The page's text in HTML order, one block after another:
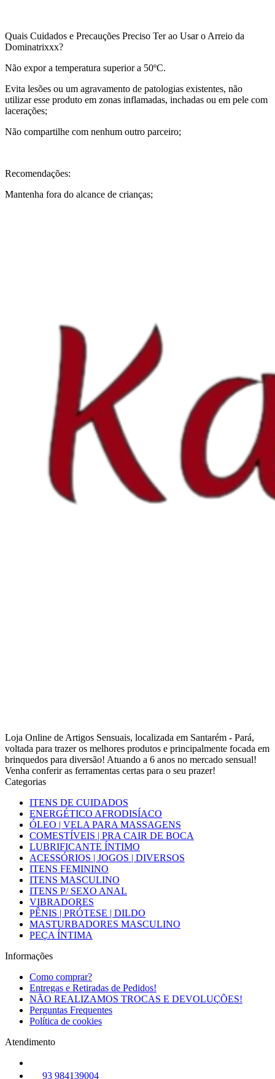
Quais Cuidados e Precauções Preciso Ter ao Usar o Arreio da
Dominatrixxx?
Não expor a temperatura superior a 50ºC.
Evita lesões ou um agravamento de patologias existentes, não
utilizar esse produto em zonas inflamadas, inchadas ou em pele com
lacerações;
Não compartilhe com nenhum outro parceiro;
Recomendações:
Mantenha fora do alcance de crianças;
Loja Online de Artigos Sensuais, localizada em Santarém - Pará,
voltada para trazer os melhores produtos e principalmente focada em
brinquedos para diversão! Atuando a 6 anos no mercado sensual!
Venha conferir as ferramentas certas para o seu prazer!
Categorias
ITENS DE CUIDADOS
ENERGÉTICO AFRODISÍACO
ÓLEO | VELA PARA MASSAGENS
COMESTÍVEIS | PRA CAIR DE BOCA
LUBRIFICANTE ÍNTIMO
ACESSÓRIOS | JOGOS | DIVERSOS
ITENS FEMININO
ITENS MASCULINO
ITENS P/ SEXO ANAL
VIBRADORES
PÊNIS | PRÓTESE | DILDO
MASTURBADORES MASCULINO
PEÇA ÍNTIMA
Informações
Como comprar?
Entregas e Retiradas de Pedidos!
NÃO REALIZAMOS TROCAS E DEVOLUÇÕES!
Perguntas Frequentes
Política de cookies
Atendimento
93 984139004